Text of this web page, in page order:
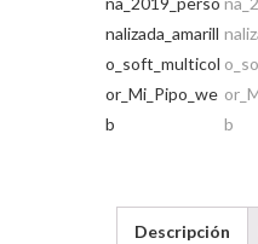
Descripción